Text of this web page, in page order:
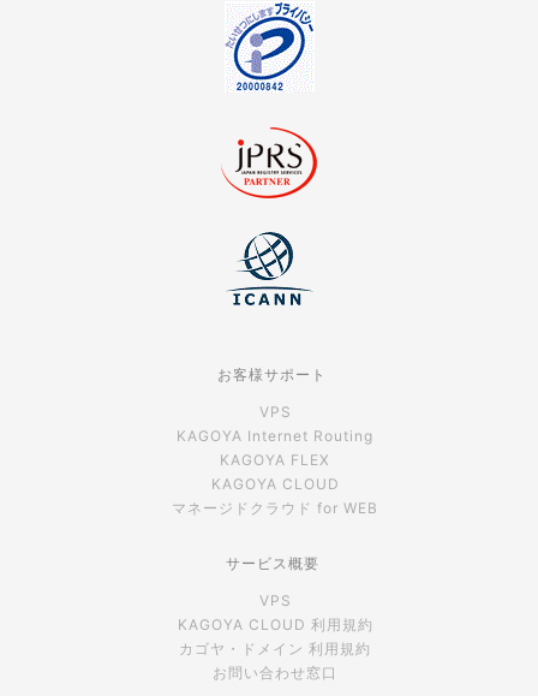
お客様サポート
VPS
KAGOYA Internet Routing
KAGOYA FLEX
KAGOYA CLOUD
マネージドクラウド for WEB
サービス概要
VPS
KAGOYA CLOUD 利用規約
カゴヤ・ドメイン 利用規約
お問い合わせ窓口